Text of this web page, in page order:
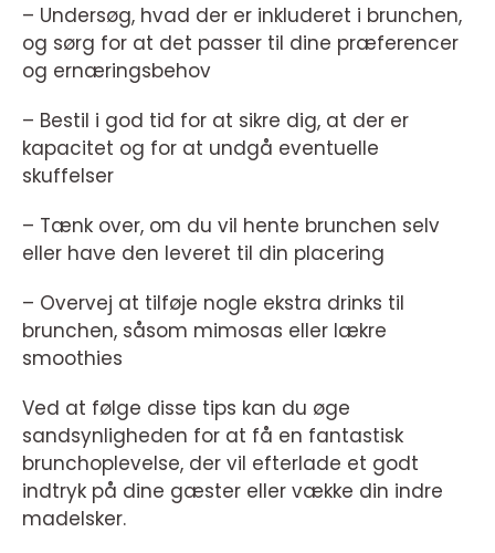
– Undersøg, hvad der er inkluderet i brunchen,
og sørg for at det passer til dine præferencer
og ernæringsbehov
– Bestil i god tid for at sikre dig, at der er
kapacitet og for at undgå eventuelle
skuffelser
– Tænk over, om du vil hente brunchen selv
eller have den leveret til din placering
– Overvej at tilføje nogle ekstra drinks til
brunchen, såsom mimosas eller lækre
smoothies
Ved at følge disse tips kan du øge
sandsynligheden for at få en fantastisk
brunchoplevelse, der vil efterlade et godt
indtryk på dine gæster eller vække din indre
madelsker.